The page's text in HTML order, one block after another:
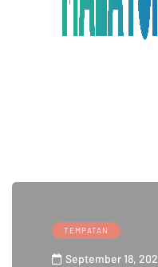
TEMPATAN
September 18,